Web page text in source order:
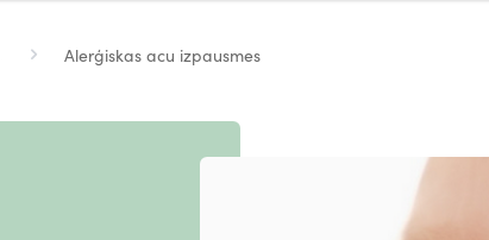
Alerģiskas acu izpausmes